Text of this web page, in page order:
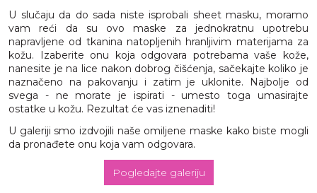
U slučaju da do sada niste isprobali sheet masku, moramo
vam reći da su ovo maske za jednokratnu upotrebu
napravljene od tkanina natopljenih hranljivim materijama za
kožu. Izaberite onu koja odgovara potrebama vaše kože,
nanesite je na lice nakon dobrog čišćenja, sačekajte koliko je
naznačeno na pakovanju i zatim je uklonite. Najbolje od
svega - ne morate je ispirati - umesto toga umasirajte
ostatke u kožu. Rezultat će vas iznenaditi!
U galeriji smo izdvojili naše omiljene maske kako biste mogli
da pronađete onu koja vam odgovara.
Pogledajte galeriju